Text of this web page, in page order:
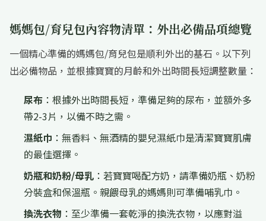
媽媽包/育兒包內容物清單：外出必備品項總覽
一個精心準備的媽媽包/育兒包是順利外出的基石。以下列
出必備物品，並根據寶寶的月齡和外出時間長短調整數量：
尿布 ：根據外出時間長短，準備足夠的尿布，並額外多
帶2-3片，以備不時之需。
濕紙巾 ：無香料、無酒精的嬰兒濕紙巾是清潔寶寶肌膚
的最佳選擇。
奶瓶和奶粉/母乳 ：若寶寶喝配方奶，請準備奶瓶、奶粉
分裝盒和保溫瓶。親餵母乳的媽媽則可準備哺乳巾。
換洗衣物 ：至少準備一套乾淨的換洗衣物，以應對溢